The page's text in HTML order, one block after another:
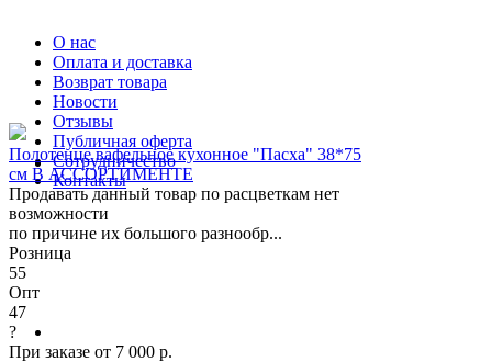
Полотенце вафельное кухонное "Пасха" 38*75
см В АССОРТИМЕНТЕ
Продавать данный товар по расцветкам нет
возможности
по причине их большого разнообр...
Розница
55
Опт
47
?
При заказе от 7 000 р.
О нас
Оплата и доставка
Возврат товара
Новости
Отзывы
Публичная оферта
Сотрудничество
Контакты